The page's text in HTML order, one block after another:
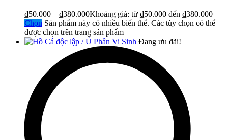
₫50.000 – ₫380.000Khoảng giá: từ ₫50.000 đến ₫380.000
Chọn Sản phẩm này có nhiều biến thể. Các tùy chọn có thể
được chọn trên trang sản phẩm
Đang ưu đãi!